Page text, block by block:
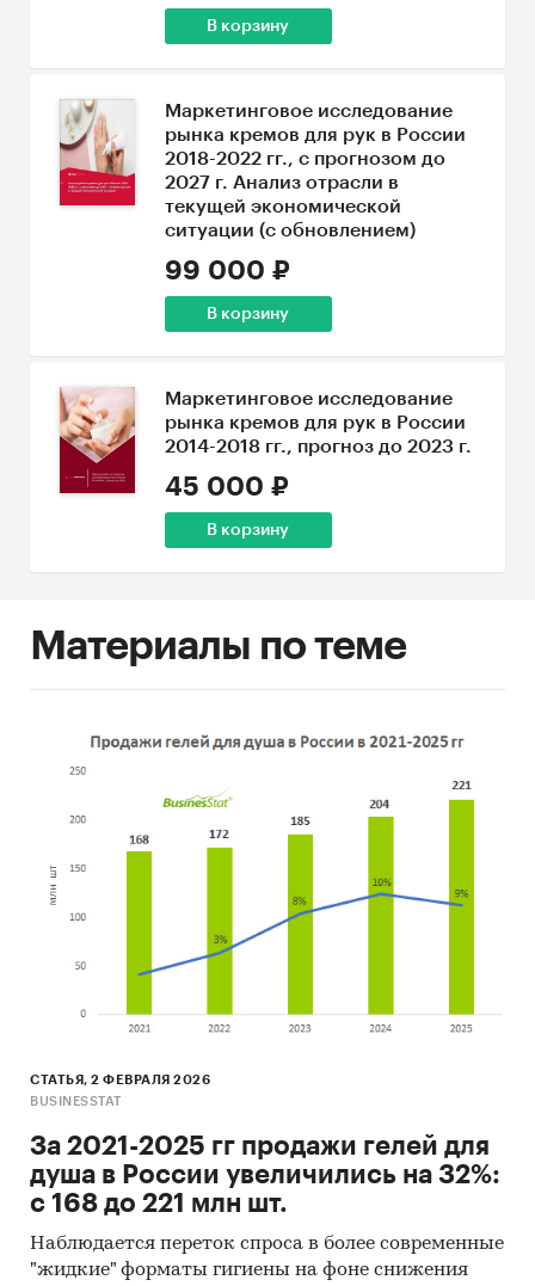
В корзину
Маркетинговое исследование
рынка кремов для рук в России
2018-2022 гг., с прогнозом до
2027 г. Анализ отрасли в
текущей экономической
ситуации (с обновлением)
99 000 ₽
В корзину
Маркетинговое исследование
рынка кремов для рук в России
2014-2018 гг., прогноз до 2023 г.
45 000 ₽
В корзину
Материалы по теме
СТАТЬЯ, 2 ФЕВРАЛЯ 2026
BUSINESSTAT
За 2021-2025 гг продажи гелей для
душа в России увеличились на 32%:
с 168 до 221 млн шт.
Наблюдается переток спроса в более современные
"жидкие" форматы гигиены на фоне снижения